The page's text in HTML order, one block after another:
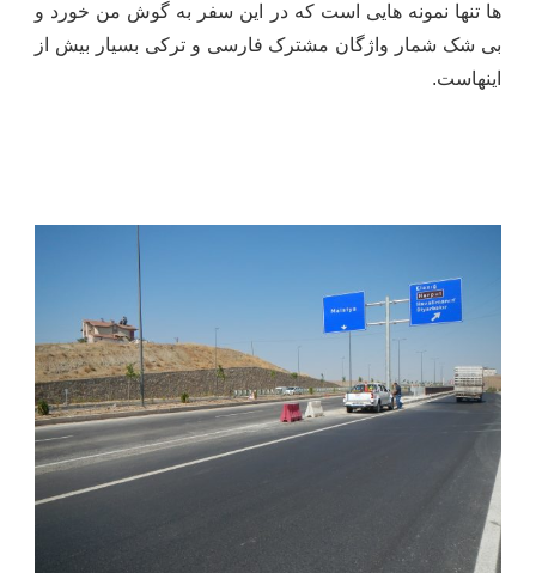
ها تنها نمونه هایی است که در این سفر به گوش من خورد و
بی شک شمار واژگان مشترک فارسی و ترکی بسیار بیش از
اینهاست.